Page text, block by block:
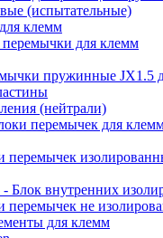
(испытательные)
клемм
для клемм
пружинные JX1.5
(нейтрали)
перемычек для
перемычек
- Блок внутренних
перемычек не
для клемм